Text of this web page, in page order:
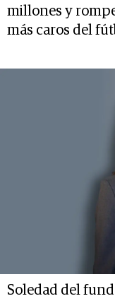
millones y
más caros del
Soledad del